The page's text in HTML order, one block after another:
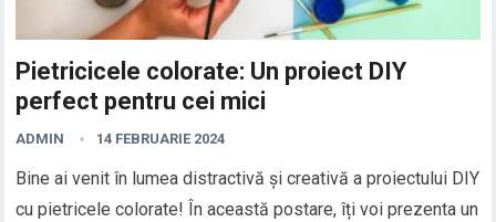
Pietricicele colorate: Un proiect DIY
perfect pentru cei mici
ADMIN 14 FEBRUARIE 2024
Bine ai venit în lumea distractivă și creativă a proiectului DIY
cu pietricele colorate! În această postare, îți voi prezenta un